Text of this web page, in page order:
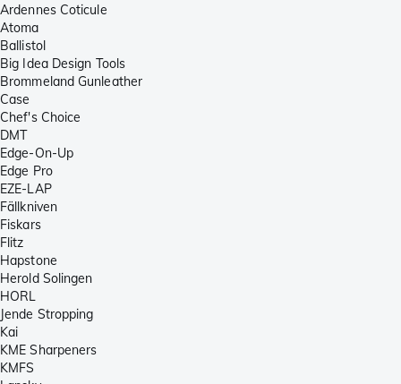
Ardennes Coticule
Atoma
Ballistol
Big Idea Design Tools
Brommeland Gunleather
Case
Chef's Choice
DMT
Edge-On-Up
Edge Pro
EZE-LAP
Fällkniven
Fiskars
Flitz
Hapstone
Herold Solingen
HORL
Jende Stropping
Kai
KME Sharpeners
KMFS